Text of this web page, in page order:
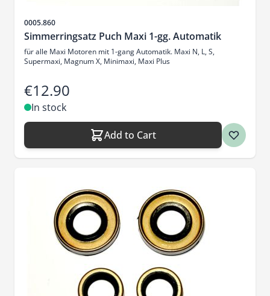
Sku
0005.860
Simmerringsatz Puch Maxi 1-gg. Automatik
für alle Maxi Motoren mit 1-gang Automatik. Maxi N, L, S,
Supermaxi, Magnum X, Minimaxi, Maxi Plus
€12.90
In stock
Add to Cart